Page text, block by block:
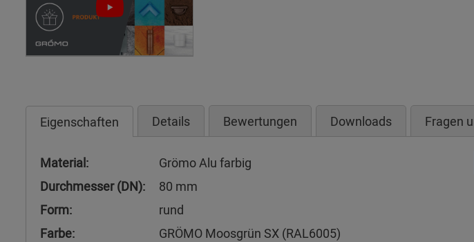
Eigenschaften Details Bewertungen Downloads Fragen
Material:
Grömo Alu farbig
Durchmesser (DN):
80 mm
Form:
rund
Farbe:
GRÖMO Moosgrün SX (RAL6005)